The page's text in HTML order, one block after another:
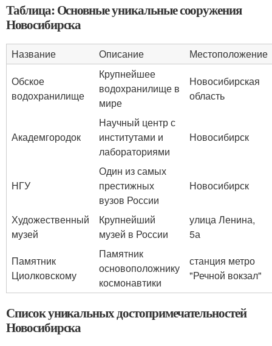
Таблица: Основные уникальные сооружения
Новосибирска
Название Описание
Местоположение
Обское
водохранилище
Крупнейшее
водохранилище в
мире
Новосибирская
область
Академгородок
Научный центр с
институтами и
лабораториями
Новосибирск
НГУ
Один из самых
престижных
вузов России
Новосибирск
Художественный
музей
Крупнейший
музей в России
улица Ленина,
5а
Памятник
Циолковскому
Памятник
основоположнику
космонавтики
станция метро
"Речной вокзал"
Список уникальных достопримечательностей
Новосибирска